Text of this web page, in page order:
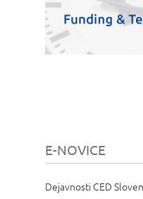
E-NOVICE
Dejavnosti CED